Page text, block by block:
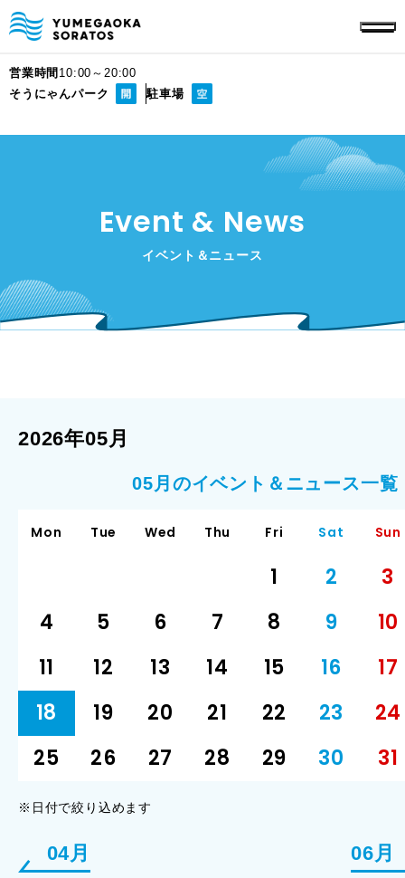
営業時間 10:00～20:00
そうにゃんパーク
駐車場
Event & News
イベント＆ニュース
04月
2026年05月
05月のイベント＆ニュース一
Mon Tue Wed Thu Fri Sat Sun
1 2
3
4
5 6 7 8 9
10
11
12 13 14 15 16
17
18
19 20 21 22 23
24
25
26 27 28 29 30 31
※日付で絞り込めます
06月